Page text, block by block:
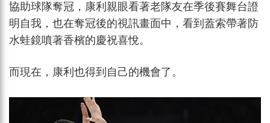
協助球隊奪冠，康利親眼看著老隊友在季後賽舞台證
明自我，也在奪冠後的視訊畫面中，看到蓋索帶著防
水蛙鏡噴著香檳的慶祝喜悅。
而現在，康利也得到自己的機會了。